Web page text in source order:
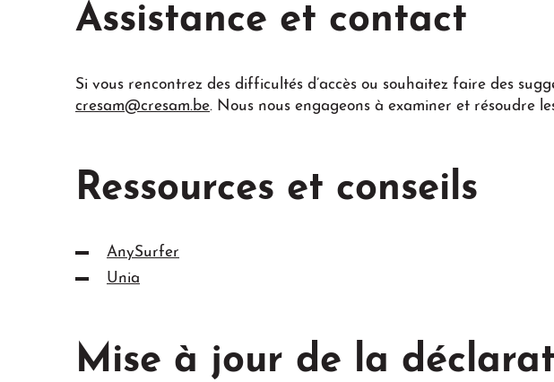
Assistance et contact
Si vous rencontrez des difficultés d’accès ou souhaitez faire des
cresam@cresam.be. Nous nous engageons à examiner et résoudre
Ressources et conseils
AnySurfer
Unia
Mise à jour de la